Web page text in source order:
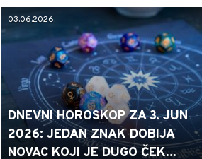
03.06.2026.
DNEVNI HOROSKOP ZA 3. JUN
2026: JEDAN ZNAK DOBIJA
NOVAC KOJI JE DUGO ČEK...